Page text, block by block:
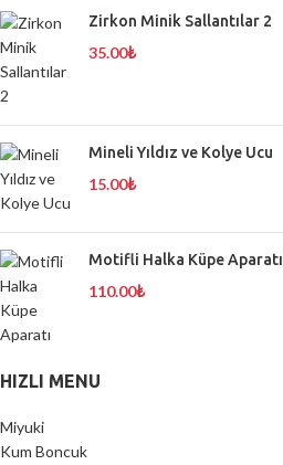
Zirkon Minik Sallantılar 2
35.00₺
Mineli Yıldız ve Kolye Ucu
15.00₺
Motifli Halka Küpe Aparatı
110.00₺
HIZLI MENU
Miyuki
Kum Boncuk